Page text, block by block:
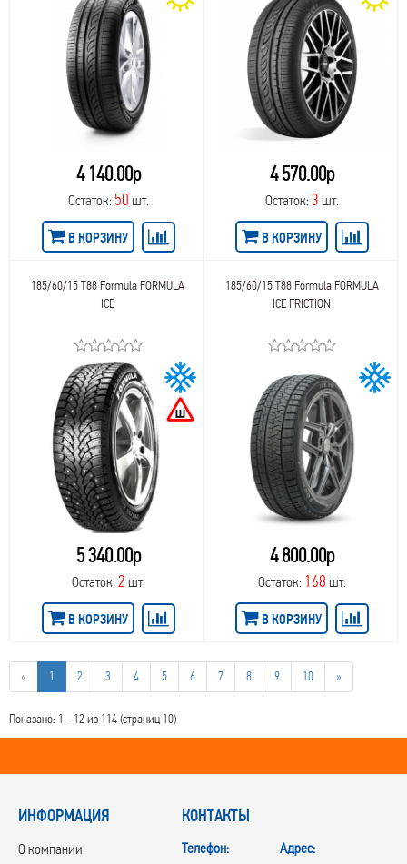
4 140.00р
Остаток: 50 шт.
В КОРЗИНУ
4 570.00р
Остаток:3 шт.
В КОРЗИНУ
185/60/15 T88 Formula FORMULA
ICE
5 340.00р
Остаток: 2 шт.
В КОРЗИНУ
185/60/15 T88 Formula FORMULA
ICE FRICTION
4 800.00р
Остаток: 168 шт.
В КОРЗИНУ
« 1 2 3 4 5 6 7 8 9 10 »
Показано: 1 - 12 из 114 (страниц 10)
ИНФОРМАЦИЯ
О компании
КОНТАКТЫ
Телефон:
Адрес: